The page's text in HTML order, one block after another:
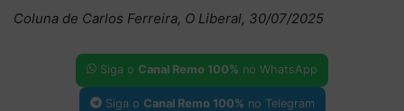
Coluna de Carlos Ferreira, O Liberal, 30/07/2025
Siga o Canal Remo 100% no WhatsApp
Siga o Canal Remo 100% no Telegram